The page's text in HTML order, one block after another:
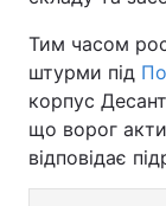
Тим часом
штурми під
корпус
що ворог
відповідає